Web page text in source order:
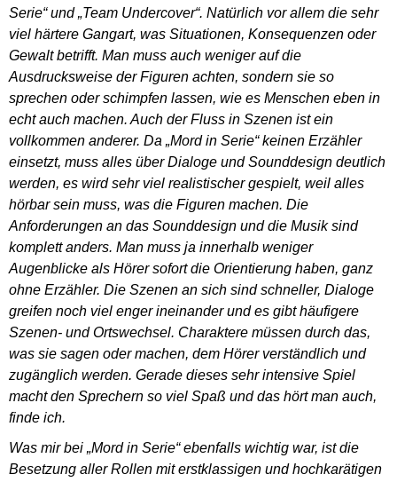
Serie“ und „Team Undercover“. Natürlich vor allem die sehr
viel härtere Gangart, was Situationen, Konsequenzen oder
Gewalt betrifft. Man muss auch weniger auf die
Ausdrucksweise der Figuren achten, sondern sie so
sprechen oder schimpfen lassen, wie es Menschen eben in
echt auch machen. Auch der Fluss in Szenen ist ein
vollkommen anderer. Da „Mord in Serie“ keinen Erzähler
einsetzt, muss alles über Dialoge und Sounddesign deutlich
werden, es wird sehr viel realistischer gespielt, weil alles
hörbar sein muss, was die Figuren machen. Die
Anforderungen an das Sounddesign und die Musik sind
komplett anders. Man muss ja innerhalb weniger
Augenblicke als Hörer sofort die Orientierung haben, ganz
ohne Erzähler. Die Szenen an sich sind schneller, Dialoge
greifen noch viel enger ineinander und es gibt häufigere
Szenen- und Ortswechsel. Charaktere müssen durch das,
was sie sagen oder machen, dem Hörer verständlich und
zugänglich werden. Gerade dieses sehr intensive Spiel
macht den Sprechern so viel Spaß und das hört man auch,
finde ich.
Was mir bei „Mord in Serie“ ebenfalls wichtig war, ist die
Besetzung aller Rollen mit erstklassigen und hochkarätigen